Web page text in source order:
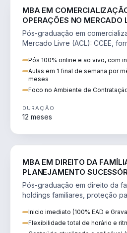
MBA EM
OPERAÇÕES NO MERCADO
Pós-graduação em
Mercado Livre (ACL): CCEE,
Pós 100% online e ao vivo, com
Aulas em 1 final de semana por
meses
Foco no Ambiente de
DURAÇÃO
12 meses
MBA EM DIREITO DA
PLANEJAMENTO
Pós-graduação em direito da
holdings familiares, proteção
Inicio imediato (100% EAD e
Flexibilidade total de horário e